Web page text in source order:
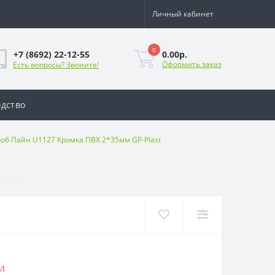
Личный кабинет
+7 (8692) 22-12-55
Есть вопросы? Звоните!
0 0.00р.
Оформить заказ
Пайн U1127 Кромка ПВХ 2*35мм GP-Plast